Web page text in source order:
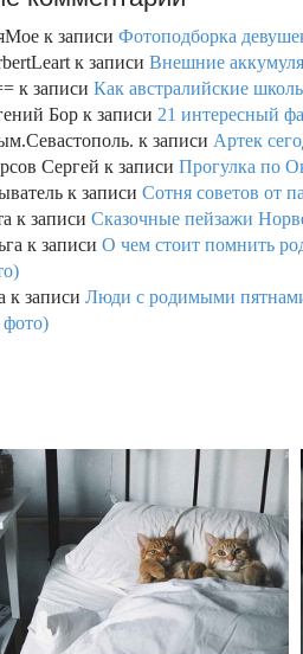
к записи Фотоподборка
к записи Внешние
к записи Как австралийские
Бор к записи 21 интересный
к записи Артек
Сергей к записи Прогулка по
к записи Сотня советов от
к записи Сказочные пейзажи
к записи О чем стоит помнить
к записи Люди с родимыми
фото)